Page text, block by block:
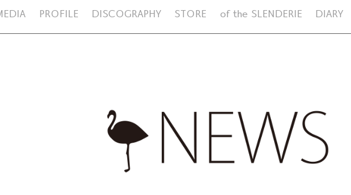
PROFILE DISCOGRAPHY STORE of the SLENDERIE DIARY